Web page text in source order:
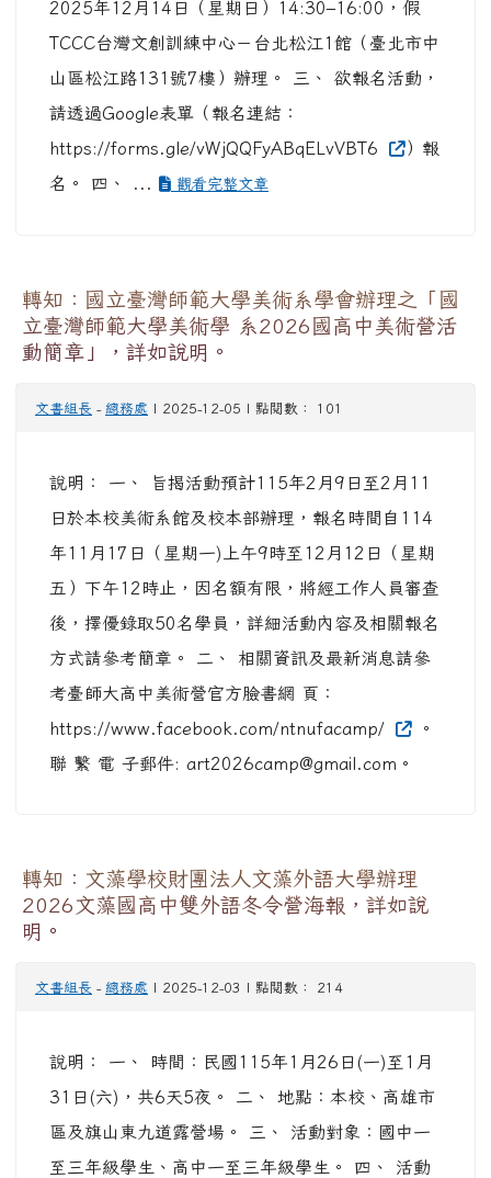
2025年12月14日（星期日）14:30–16:00，假
TCCC台灣文創訓練中心－台北松江1館（臺北市中
山區松江路131號7樓）辦理。 三、 欲報名活動，
請透過Google表單（報名連結：
https://forms.gle/vWjQQFyABqELvVBT6
）報
名。 四、 ...
觀看完整文章
轉知：國立臺灣師範大學美術系學會辦理之「國
立臺灣師範大學美術學 系2026國高中美術營活
動簡章」，詳如說明。
文書組長 - 總務處 | 2025-12-05 | 點閱數： 101
說明： 一、 旨揭活動預計115年2月9日至2月11
日於本校美術系館及校本部辦理，報名時間自114
年11月17日（星期一)上午9時至12月12日（星期
五）下午12時止，因名額有限，將經工作人員審查
後，擇優錄取50名學員，詳細活動內容及相關報名
方式請參考簡章。 二、 相關資訊及最新消息請參
考臺師大高中美術營官方臉書網 頁：
https://www.facebook.com/ntnufacamp/
。
聯 繫 電 子郵件: art2026camp@gmail.com。
轉知：文藻學校財團法人文藻外語大學辦理
2026文藻國高中雙外語冬令營海報，詳如說
明。
文書組長 - 總務處 | 2025-12-03 | 點閱數： 214
說明： 一、 時間：民國115年1月26日(一)至1月
31日(六)，共6天5夜。 二、 地點：本校、高雄市
區及旗山東九道露營場。 三、 活動對象：國中一
至三年級學生、高中一至三年級學生。 四、 活動